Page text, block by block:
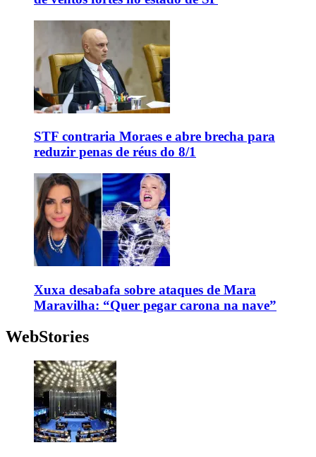
STF contraria Moraes e abre brecha para
reduzir penas de réus do 8/1
Xuxa desabafa sobre ataques de Mara
Maravilha: “Quer pegar carona na nave”
WebStories